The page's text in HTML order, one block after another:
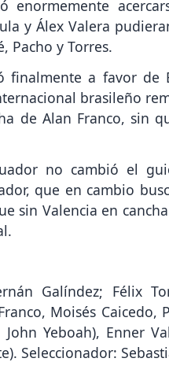
enormemente
y Álex Valera
Pacho y Torres.
finalmente a favor de
brasileño
de Alan Franco, sin
no cambió el
que en cambio
sin Valencia en
Galíndez; Félix
Moisés Caicedo,
John Yeboah), Enner
Seleccionador: